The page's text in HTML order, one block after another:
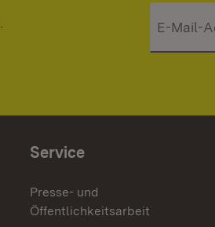
Service
Presse- und
Öffentlichkeitsarbeit